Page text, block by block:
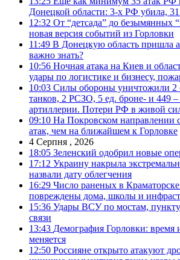
Донецкой области: 3-х РФ убила,
12:32 От “детсада” до безымянных
новая версия событий из Горловки
11:49 В Донецкую область пришла
важно знать?
10:56 Ночная атака на Киев и
удары по логистике и бизнесу,
10:03 Силы обороны уничтожили 2
танков, 2 РСЗО, 5 ед. броне- и 449 –
артиллерии. Потери РФ в живой
09:10 На Покровском направлении
атак, чем на ближайшем к Горловке
4 Серпня , 2026
18:05 Зеленский одобрил новые
17:12 Украину накрыла
назвали дату облегчения
16:29 Число раненых в
повреждены дома, школы и
15:36 Удары ВСУ по мостам,
связи
13:43 Демография Горловки: время
меняется
12:50 Россияне открыто атакуют